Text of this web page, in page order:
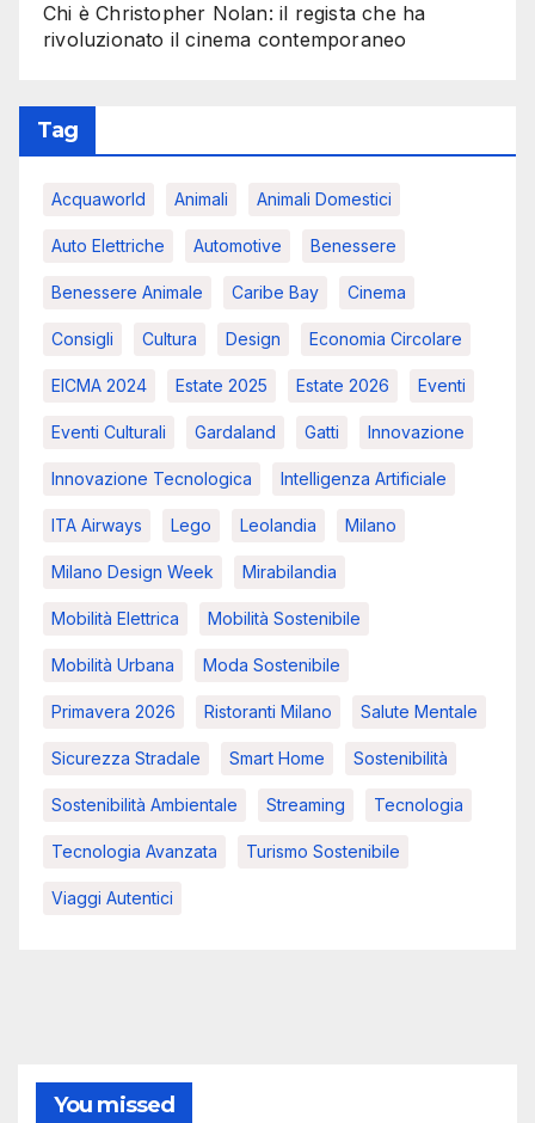
Chi è Christopher Nolan: il regista che ha
rivoluzionato il cinema contemporaneo
Tag
Acquaworld Animali Animali Domestici
Auto Elettriche Automotive Benessere
Benessere Animale Caribe Bay Cinema
Consigli Cultura Design Economia Circolare
EICMA 2024 Estate 2025 Estate 2026 Eventi
Eventi Culturali Gardaland Gatti Innovazione
Innovazione Tecnologica Intelligenza Artificiale
ITA Airways Lego Leolandia Milano
Milano Design Week Mirabilandia
Mobilità Elettrica Mobilità Sostenibile
Mobilità Urbana Moda Sostenibile
Primavera 2026 Ristoranti Milano Salute Mentale
Sicurezza Stradale Smart Home Sostenibilità
Sostenibilità Ambientale Streaming Tecnologia
Tecnologia Avanzata Turismo Sostenibile
Viaggi Autentici
You missed